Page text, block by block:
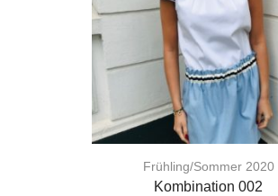
Frühling/Sommer 2020
Kombination 002